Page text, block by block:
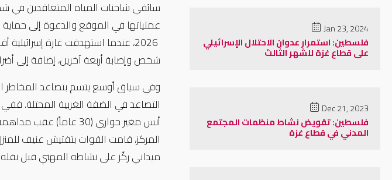
Jan 23, 2024
فلسطين: استمرار عدوان الاحتلال الإسرائيلي
على قطاع غزة للشهر الثالث
Dec 21, 2023
فلسطين: تقويض نشاط منظمات المجتمع
المدني في قطاع غزة
عملياتها في الموقع والدعوة إلى حماية
شخص وإصابة أربعة آخرين، إضافة إلى
التصاعد في الضفة الغربية المحتلة. ففي
ميداني ركّز على نشاطه المهني قبل